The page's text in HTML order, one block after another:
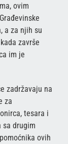
ovim
a za njih su
završe
im je
zadržavaju na
za
tesara i
sa drugim
ovih